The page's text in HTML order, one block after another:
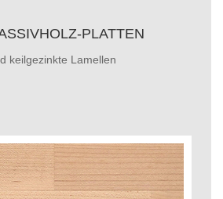
PLATTEN
keilgezinkte Lamellen